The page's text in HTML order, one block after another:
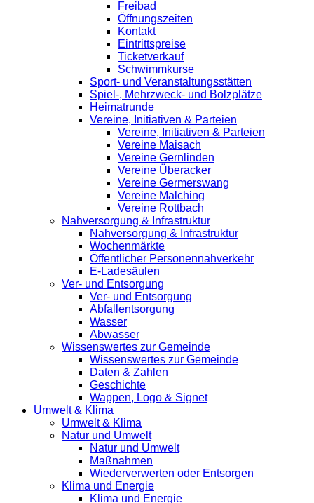
Freibad
Öffnungszeiten
Kontakt
Eintrittspreise
Ticketverkauf
Schwimmkurse
Sport- und Veranstaltungsstätten
Spiel-, Mehrzweck- und Bolzplätze
Heimatrunde
Vereine, Initiativen & Parteien
Vereine, Initiativen & Parteien
Vereine Maisach
Vereine Gernlinden
Vereine Überacker
Vereine Germerswang
Vereine Malching
Vereine Rottbach
Nahversorgung & Infrastruktur
Nahversorgung & Infrastruktur
Wochenmärkte
Öffentlicher Personennahverkehr
E-Ladesäulen
Ver- und Entsorgung
Ver- und Entsorgung
Abfallentsorgung
Wasser
Abwasser
Wissenswertes zur Gemeinde
Wissenswertes zur Gemeinde
Daten & Zahlen
Geschichte
Wappen, Logo & Signet
Umwelt & Klima
Umwelt & Klima
Natur und Umwelt
Natur und Umwelt
Maßnahmen
Wiederverwerten oder Entsorgen
Klima und Energie
Klima und Energie